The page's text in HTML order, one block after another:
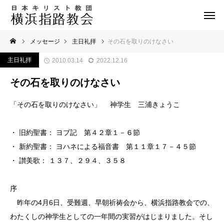
メッセージ 主日礼拝 その石を取りのけなさい
主日礼拝 2010.03.14 2022.12.16
その石を取りのけなさい
「その石を取りのけなさい」 神学生 三浦きょうこ
・ 旧約聖書： ヨブ記 第４２章１－６節
・ 新約聖書： ヨハネによる福音書 第１１章１７－４５節
・ 讃美歌： １３７、２９４、３５８
序
昨年の4月6日、受難週、早朝祈祷会から、横浜指路教会での、
わたくしの神学生としての一年間の実習がはじまりました。そし